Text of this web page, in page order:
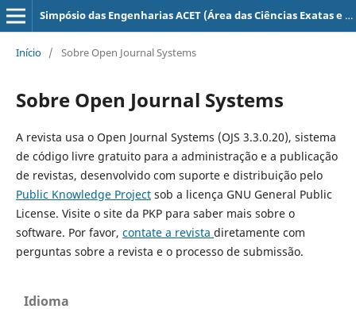
Simpósio das Engenharias ACET (Área das Ciências Exatas e Tecnológicas) – anais eletrônicos
Início / Sobre Open Journal Systems
Sobre Open Journal Systems
A revista usa o Open Journal Systems (OJS 3.3.0.20), sistema
de código livre gratuito para a administração e a publicação
de revistas, desenvolvido com suporte e distribuição pelo
Public Knowledge Projectsob a licença GNU General Public
License. Visite o site da PKP para saber mais sobre o
software. Por favor, contate a revista diretamente com
perguntas sobre a revista e o processo de submissão.
Idioma